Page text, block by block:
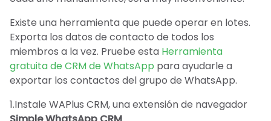
Existe una herramienta que puede operar en lotes.
Exporta los datos de contacto de todos los
miembros a la vez. Pruebe esta Herramienta
gratuita de CRM de WhatsApp para ayudarle a
exportar los contactos del grupo de WhatsApp.
1.Instale WAPlus CRM, una extensión de navegador